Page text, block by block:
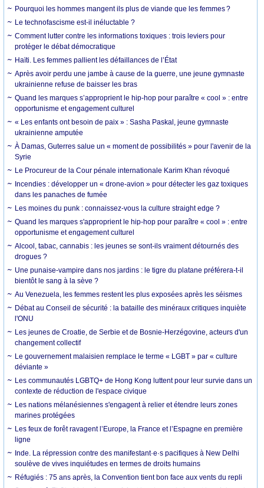
Pourquoi les hommes mangent ils plus de viande que les femmes ?
Le technofascisme est-il inéluctable ?
Comment lutter contre les informations toxiques : trois leviers pour
protéger le débat démocratique
Haïti. Les femmes pallient les défaillances de l’État
Après avoir perdu une jambe à cause de la guerre, une jeune gymnaste
ukrainienne refuse de baisser les bras
Quand les marques s’approprient le hip-hop pour paraître « cool » : entre
opportunisme et engagement culturel
« Les enfants ont besoin de paix » : Sasha Paskal, jeune gymnaste
ukrainienne amputée
À Damas, Guterres salue un « moment de possibilités » pour l'avenir de la
Syrie
Le Procureur de la Cour pénale internationale Karim Khan révoqué
Incendies : développer un « drone-avion » pour détecter les gaz toxiques
dans les panaches de fumée
Les moines du punk : connaissez-vous la culture straight edge ?
Quand les marques s'approprient le hip-hop pour paraître « cool » : entre
opportunisme et engagement culturel
Alcool, tabac, cannabis : les jeunes se sont-ils vraiment détournés des
drogues ?
Une punaise-vampire dans nos jardins : le tigre du platane préférera-t-il
bientôt le sang à la sève ?
Au Venezuela, les femmes restent les plus exposées après les séismes
Débat au Conseil de sécurité : la bataille des minéraux critiques inquiète
l'ONU
Les jeunes de Croatie, de Serbie et de Bosnie-Herzégovine, acteurs d'un
changement collectif
Le gouvernement malaisien remplace le terme « LGBT » par « culture
déviante »
Les communautés LGBTQ+ de Hong Kong luttent pour leur survie dans un
contexte de réduction de l'espace civique
Les nations mélanésiennes s'engagent à relier et étendre leurs zones
marines protégées
Les feux de forêt ravagent l’Europe, la France et l’Espagne en première
ligne
Inde. La répression contre des manifestant·e·s pacifiques à New Delhi
soulève de vives inquiétudes en termes de droits humains
Réfugiés : 75 ans après, la Convention tient bon face aux vents du repli